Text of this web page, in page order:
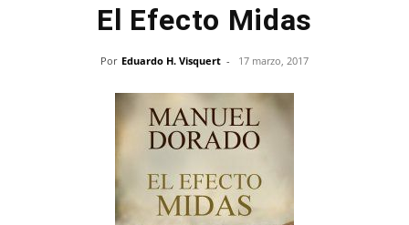
El Efecto Midas
Por Eduardo H. Visquert - 17 marzo, 2017